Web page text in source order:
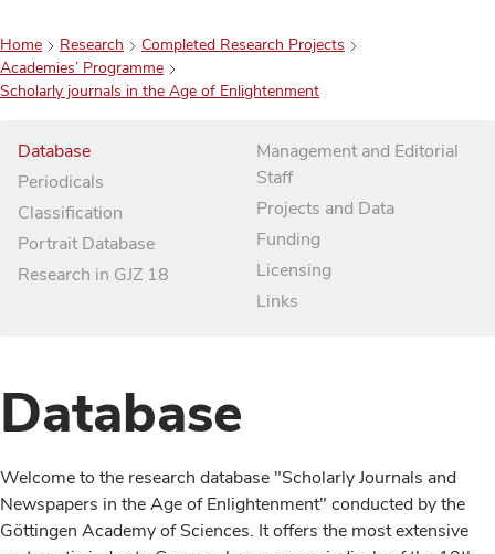
Home Research
Completed Research Projects
Academies’ Programme
Scholarly journals in the Age of Enlightenment
Database
Periodicals
Classification
Portrait Database
Research in GJZ 18
Management and Editorial
Staff
Projects and Data
Funding
Licensing
Links
Database
Welcome to the research database "Scholarly Journals and
Newspapers in the Age of Enlightenment" conducted by the
Göttingen Academy of Sciences. It offers the most extensive